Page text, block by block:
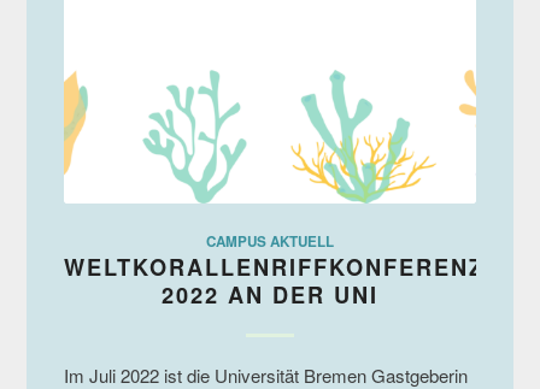
CAMPUS AKTUELL
WELTKORALLENRIFFKONFERENZ
2022 AN DER UNI
Im Juli 2022 ist die Universität Bremen Gastgeberin